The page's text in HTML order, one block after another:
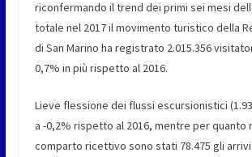
riconfermando il trend dei primi sei mesi
totale nel 2017 il movimento turistico della
di San Marino ha registrato 2.015.356
0,7% in più rispetto al 2016.
Lieve flessione dei flussi escursionistici
a -0,2% rispetto al 2016, mentre per quanto
comparto ricettivo sono stati 78.475 gli